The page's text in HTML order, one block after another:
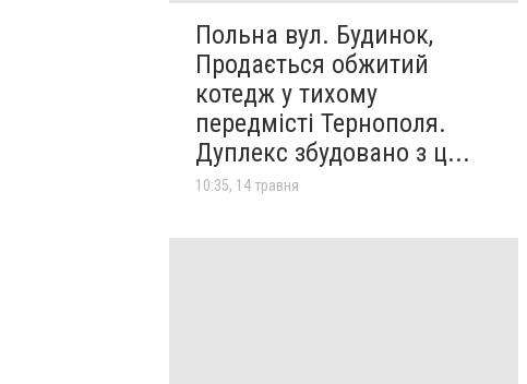
Польна вул. Будинок,
Продається обжитий
котедж у тихому
передмісті Тернополя.
Дуплекс збудовано з ц...
10:35, 14 травня